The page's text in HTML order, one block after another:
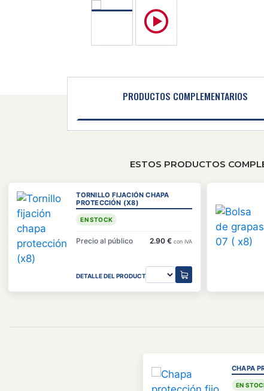
PRODUCTOS COMPLEMENTARIOS
ESTOS PRODUCTOS
TORNILLO FIJACIÓN CHAPA
PROTECCIÓN (X8)
EN STOCK
Precio al público 2.90 € con IVA
DETALLE DEL PRODUCTO
CHAPA
EN